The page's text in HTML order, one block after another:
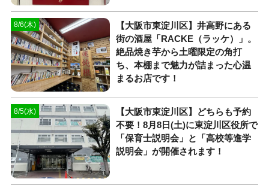
8/6(木)
【大阪市東淀川区】井高野にある
街の酒屋「RACKE（ラッケ）」。
絶品焼き芋から土曜限定の角打
ち、本棚まで魅力が詰まった心温
まるお店です！
8/5(水)
【大阪市東淀川区】どちらも予約
不要！8月8日(土)に東淀川区役所で
「保育士説明会」と「高校等進学
説明会」が開催されます！